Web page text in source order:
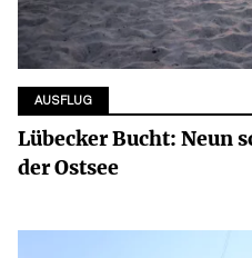
AUSFLUG
Lübecker Bucht: Neun
der Ostsee